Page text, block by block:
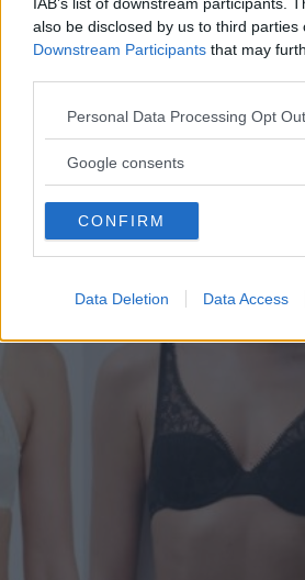
also be disclosed by us to third parties
Downstream Participants that may
Please note that this website/app uses
not limited to your visit or usage
use your data for below specified
consent section.
Personal Data Processing Opt
Google consents
CONFIRM
Data Deletion Data Access
scaldano l’inverno: ecco le cinque
stanno già riscrivendo lo street style
REDAZIONE DIREDONNA